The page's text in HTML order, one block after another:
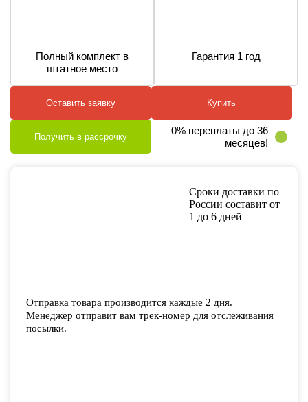
Полный комплект в
штатное место
Гарантия 1 год
Оставить заявку Купить
Получить в рассрочку
0% переплаты до 36
месяцев!
Сроки доставки по
России составит от
1 до 6 дней
Отправка товара производится каждые 2 дня.
Менеджер отправит вам трек-номер для отслеживания
посылки.